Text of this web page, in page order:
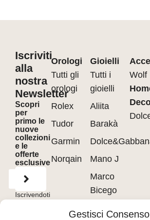
Gestisci Consenso
Iscriviti
alla
nostra
Newsletter
Scopri
per
primo le
nuove
collezioni
e le
offerte
esclusive
Iscrivendoti
accetti
Orologi
Tutti gli
orologi
Rolex
Tudor
Garmin
Norqain
Gioielli
Tutti i
gioielli
Aliita
Barakà
Mano J
Marco
Bicego
Messika
Wolf